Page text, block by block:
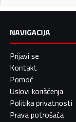
NAVIGACIJA
Prijavi se
Kontakt
Pomoć
Uslovi korišćenja
Politika privatnosti
Prava potrošača